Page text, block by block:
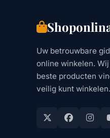
Uw betrouwbare
online winkelen.
beste producten
veilig kunt winkelen.